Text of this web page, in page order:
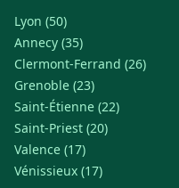
Lyon (50)
Annecy (35)
Clermont-Ferrand (26)
Grenoble (23)
Saint-Étienne (22)
Saint-Priest (20)
Valence (17)
Vénissieux (17)